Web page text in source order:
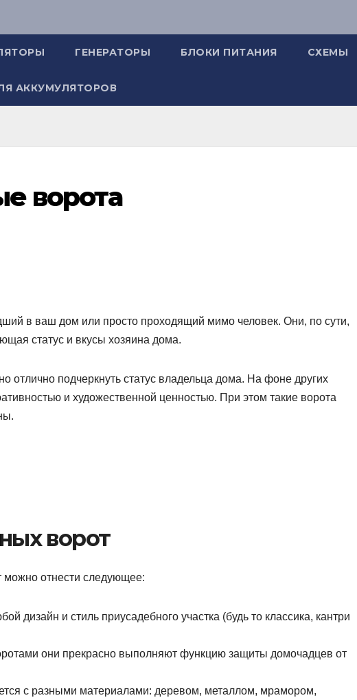
ГЕНЕРАТОРЫ БЛОКИ ПИТАНИЯ СХЕМЫ
АККУМУЛЯТОРОВ
ворота
в ваш дом или просто проходящий мимо человек. Они, по сути,
статус и вкусы хозяина дома.
отлично подчеркнуть статус владельца дома. На фоне других
и художественной ценностью. При этом такие ворота
ворот
отнести следующее:
дизайн и стиль приусадебного участка (будь то классика, кантри
они прекрасно выполняют функцию защиты домочадцев от
с разными материалами: деревом, металлом, мрамором,